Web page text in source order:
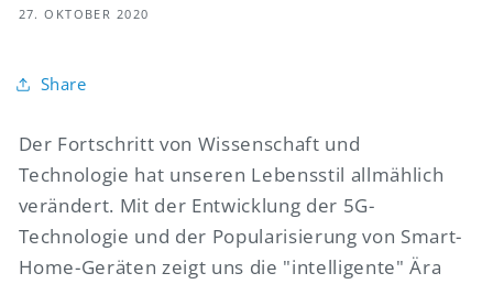
27. OKTOBER 2020
Share
Der Fortschritt von Wissenschaft und
Technologie hat unseren Lebensstil allmählich
verändert. Mit der Entwicklung der 5G-
Technologie und der Popularisierung von Smart-
Home-Geräten zeigt uns die "intelligente" Ära